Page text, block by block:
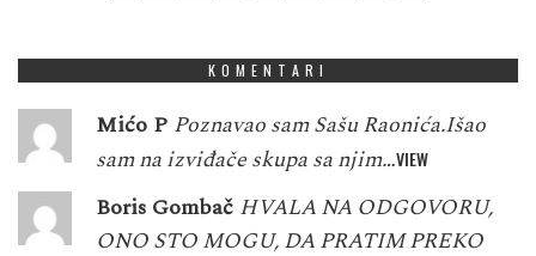
KOMENTARI
Mićo P Poznavao sam Sašu Raonića.Išao
sam na izviđače skupa sa njim…VIEW
Boris Gombač HVALA NA ODGOVORU,
ONO STO MOGU, DA PRATIM PREKO